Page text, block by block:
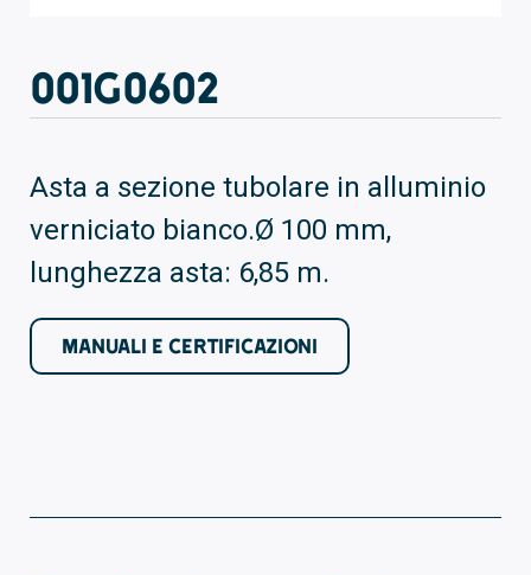
001G0602
Asta a sezione tubolare in alluminio
verniciato bianco.Ø 100 mm,
lunghezza asta: 6,85 m.
MANUALI E CERTIFICAZIONI